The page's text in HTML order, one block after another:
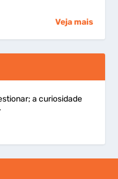
Veja mais
a curiosidade